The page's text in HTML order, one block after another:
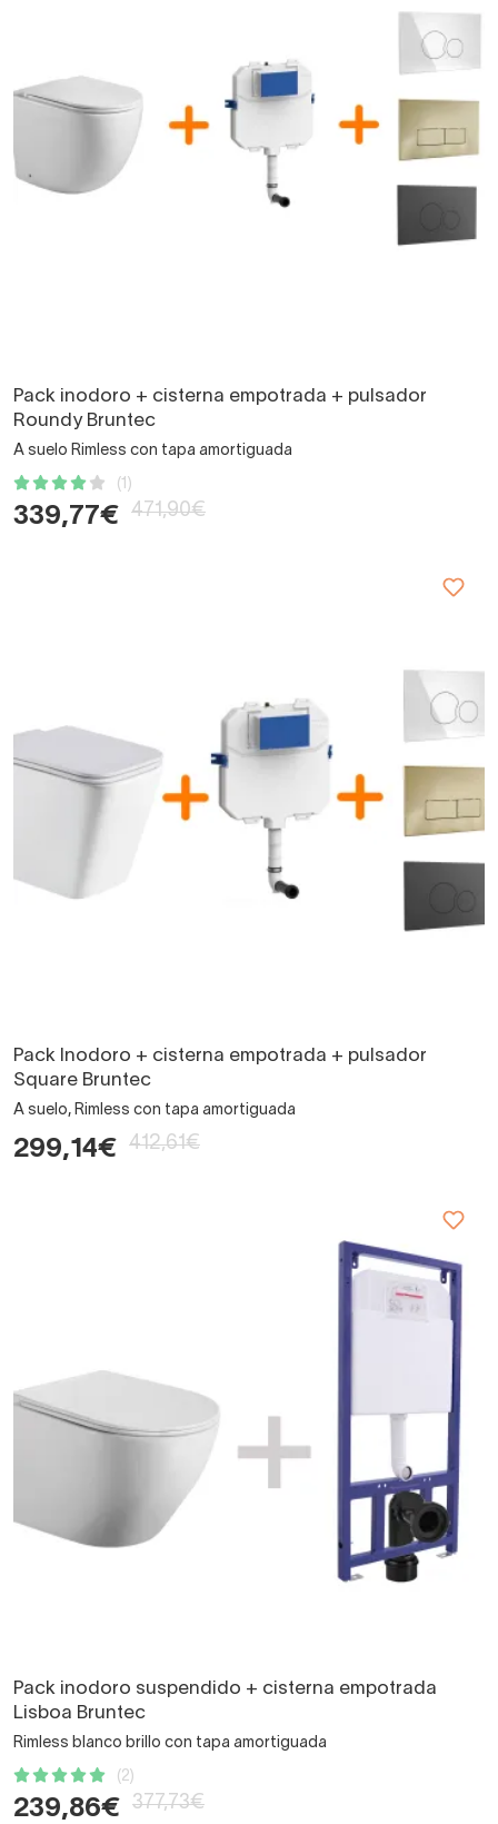
Pack inodoro + cisterna empotrada + pulsador
Roundy Bruntec
A suelo Rimless con tapa amortiguada
(1)
339,77€ 471,90€
Pack Inodoro + cisterna empotrada + pulsador
Square Bruntec
A suelo, Rimless con tapa amortiguada
299,14€ 412,61€
Pack inodoro suspendido + cisterna empotrada
Lisboa Bruntec
Rimless blanco brillo con tapa amortiguada
(2)
239,86€ 377,73€